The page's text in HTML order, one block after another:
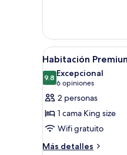
(Granville
Island)
Abrir
todas
las
fotos
de
Habitación
Premium,
1
9
Habitación
9.89.8 de 10
Excepcional
6 opiniones
(6
opiniones)
2 personas
1 cama King size
Wifi gratuito
Más detalles
Más